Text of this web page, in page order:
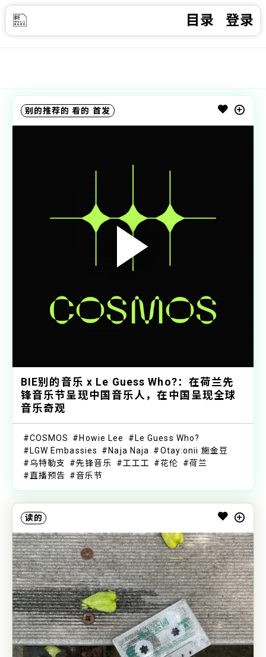
目录 登录
别的推荐的 看的 首发
BIE别的音乐 x Le Guess Who?：在荷兰先
锋音乐节呈现中国音乐人，在中国呈现全球
音乐奇观
COSMOS Howie Lee
Le Guess Who?
LGW Embassies
Naja Naja
Otay:onii 施金豆
乌特勒支
先锋音乐 工工工 花伦
荷兰
直播预告
音乐节
读的